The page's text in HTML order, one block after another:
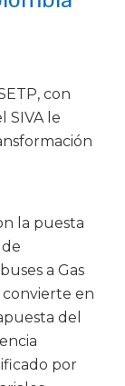
con
SIVA le
la puesta
a Gas
convierte en
del
por